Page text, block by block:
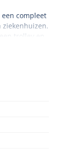
een compleet
ziekenhuizen.
trolley en